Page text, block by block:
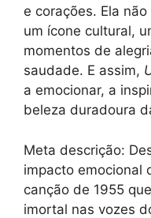
e corações. Ela
um ícone cultural,
momentos de
saudade. E assim,
a emocionar, a
beleza duradoura
Meta descrição:
impacto emocional
canção de 1955
imortal nas vozes